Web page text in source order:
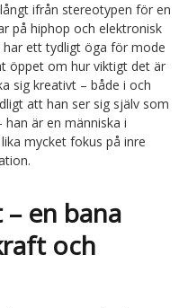
ifrån stereotypen för en
på hiphop och elektronisk
ett tydligt öga för mode
öppet om hur viktigt det är
sig kreativt – både i och
att han ser sig själv som
är en människa i
mycket fokus på inre
en bana
och